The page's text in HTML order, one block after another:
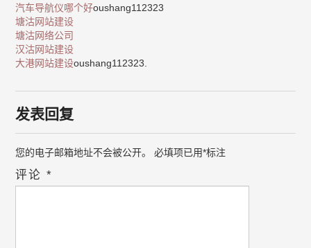
汽车导航仪哪个好oushang112323
塘沽网站建设
塘沽网络公司
汉沽网站建设
大港网站建设oushang112323.
发表回复
您的电子邮箱地址不会被公开。 必填项已用*标注
评论*